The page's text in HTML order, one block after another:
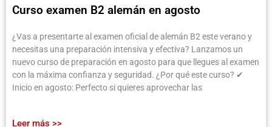
Curso examen B2 alemán en agosto
¿Vas a presentarte al examen oficial de alemán B2 este verano y
necesitas una preparación intensiva y efectiva? Lanzamos un
nuevo curso de preparación en agosto para que llegues al examen
con la máxima confianza y seguridad. ¿Por qué este curso? ✔
Inicio en agosto: Perfecto si quieres aprovechar las
Leer más >>